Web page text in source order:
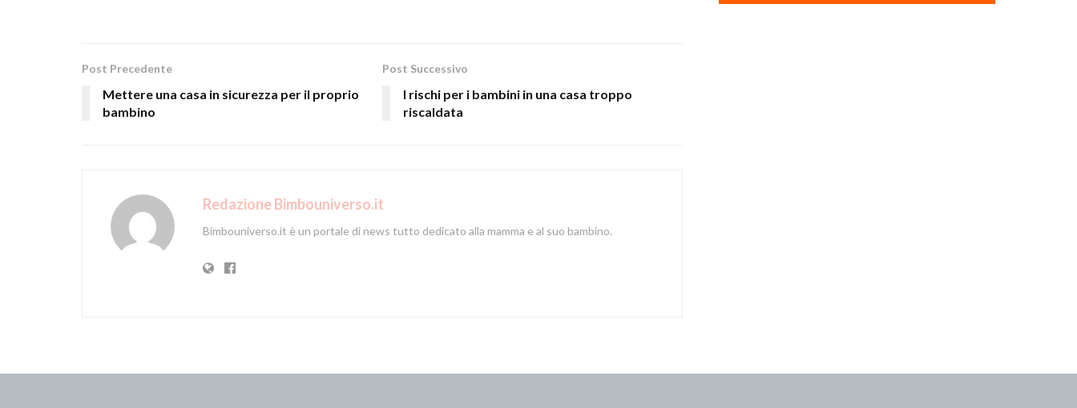
Post Precedente
Mettere una casa in sicurezza per il proprio
bambino
Post Successivo
I rischi per i bambini in una casa troppo
riscaldata
Redazione Bimbouniverso.it
Bimbouniverso.it è un portale di news tutto dedicato alla mamma e al suo bambino.